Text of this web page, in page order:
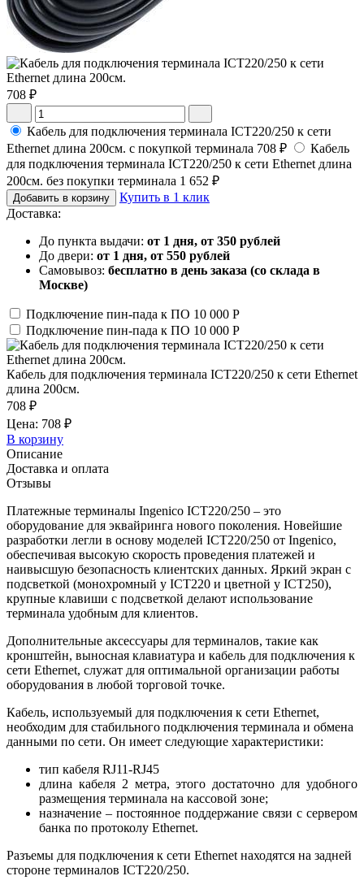
708 ₽
Кабель для подключения терминала ICT220/250 к сети
Ethernet длина 200см. с покупкой терминала 708 ₽
Кабель
для подключения терминала ICT220/250 к сети Ethernet длина
200см. без покупки терминала 1 652 ₽
Добавить в корзину
Купить в 1 клик
Доставка:
До пункта выдачи: от 1 дня, от 350 рублей
До двери: от 1 дня, от 550 рублей
Самовывоз: бесплатно в день заказа (со склада в
Москве)
Подключение пин-пада к ПО 10 000 Р
Подключение пин-пада к ПО 10 000 Р
Кабель для подключения терминала ICT220/250 к сети Ethernet
длина 200см.
708 ₽
Цена: 708 ₽
В корзину
Описание
Доставка и оплата
Отзывы
Платежные терминалы Ingenico ICT220/250 – это
оборудование для эквайринга нового поколения. Новейшие
разработки легли в основу моделей ICT220/250 от Ingenico,
обеспечивая высокую скорость проведения платежей и
наивысшую безопасность клиентских данных. Яркий экран с
подсветкой (монохромный у ICT220 и цветной у ICT250),
крупные клавиши с подсветкой делают использование
терминала удобным для клиентов.
Дополнительные аксессуары для терминалов, такие как
кронштейн, выносная клавиатура и кабель для подключения к
сети Ethernet, служат для оптимальной организации работы
оборудования в любой торговой точке.
Кабель, используемый для подключения к сети Ethernet,
необходим для стабильного подключения терминала и обмена
данными по сети. Он имеет следующие характеристики:
тип кабеля RJ11-RJ45
длина кабеля 2 метра, этого достаточно для удобного
размещения терминала на кассовой зоне;
назначение – постоянное поддержание связи с сервером
банка по протоколу Ethernet.
Разъемы для подключения к сети Ethernet находятся на задней
стороне терминалов ICT220/250.